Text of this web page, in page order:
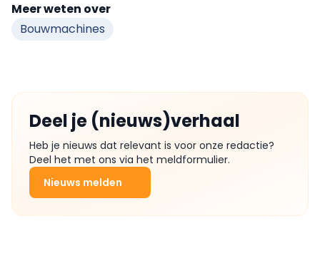
Meer weten over
Bouwmachines
Deel je (nieuws)verhaal
Heb je nieuws dat relevant is voor onze redactie?
Deel het met ons via het meldformulier.
Nieuws melden